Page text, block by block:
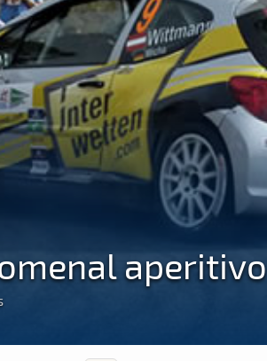
aperitivo